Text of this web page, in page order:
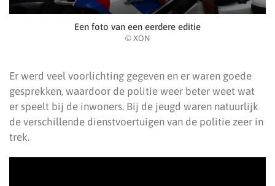
Een foto van een eerdere editie
© XON
Er werd veel voorlichting gegeven en er waren goede
gesprekken, waardoor de politie weer beter weet wat
er speelt bij de inwoners. Bij de jeugd waren natuurlijk
de verschillende dienstvoertuigen van de politie zeer in
trek.